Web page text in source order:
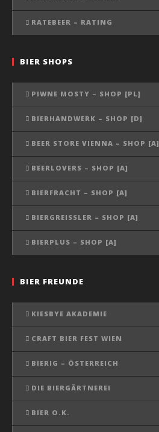
RATEBEER – RATING
BIER SHOPS
PIWNE MOSTY – SHOP [PL]
BIERHANDWERK – SHOP [D]
BEER STORE VIENNA – SHOP [A]
BEERLOVERS – SHOP [A]
BIERFRACHT – SHOP [A]
BIERGREISSLER – SHOP [A]
BIERPLUS – SHOP [A]
BIER FREUNDE
KIESBYE AKADEMIE
CRAFT BIER FEST WIEN
BIERIG – ÖSTERREICH
DIE BIERGÄRTNEREI
BIER O.K.